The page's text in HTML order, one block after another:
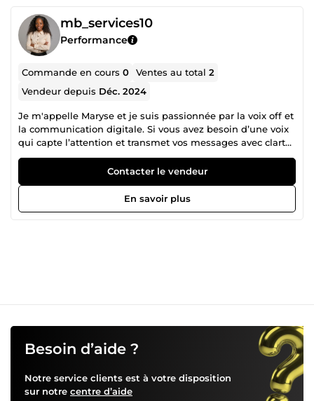
mb_services10
Performance
Commande en cours0 Ventes au total2
Vendeur depuis Déc. 2024
Je m'appelle Maryse et je suis passionnée par la voix off et
la communication digitale. Si vous avez besoin d’une voix
qui capte l’attention et transmet vos messages avec clarté
et impact, je suis là pour vous accompagner. Que ce soit
pour une publicité, un podcast, un documentaire, une
vidéo YouTube ou un livre audio, je mets ma voix au
service de votre projet. Mais ce n’est pas tout. Je vous aide
aussi à booster votre présence en ligne grâce à des
votre marque sur les réseaux sociaux. Travailler avec moi,
c’est choisir une collaboratrice sérieuse, créative et
impliquée. Si vous avez des questions ou un projet en tête,
Contacter le vendeur
En savoir plus
Besoin d’aide ?
Notre service clients est à votre disposition
sur notre centre d’aide